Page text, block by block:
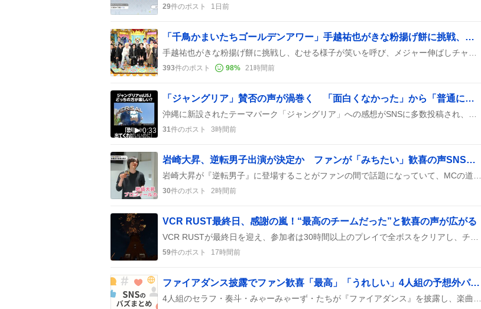
29件のポスト 1日前
「千鳥かまいたちゴールデンアワー」手越祐也がきな粉揚げ餅に挑戦、ファン歓喜の声
手越祐也がきな粉揚げ餅に挑戦し、むせる様子が笑いを呼び、メジャー伸ばしチャレンジでも全力プレイ。さらに、超臭い液体が登場し、番組全体が盛り上がった。
393件のポスト 98% 21時間前
0:33
「ジャングリア」賛否の声が渦巻く 「面白くなかった」から「普通に楽しかった」までの口コミ
沖縄に新設されたテーマパーク「ジャングリア」への感想がSNSに多数投稿され、楽しさや食事を称賛する声と、アトラクション不足や価格への不満を示す批判が混在している様子が見られる。
31件のポスト 3時間前
岩崎大昇、逆転男子出演が決定か ファンが「みちたい」歓喜の声SNSで大盛り上がり
岩崎大昇が『逆転男子』に登場することがファンの間で話題になっていて、MCの道枝駿佑が「逆転男子に出る」とさりげなく言及したのがきっかけで、みちたいが大興奮している様子が投稿に溢れている。
30件のポスト 2時間前
VCR RUST最終日、感謝の嵐！“最高のチームだった”と歓喜の声が広がる
VCR RUSTが最終日を迎え、参加者は30時間以上のプレイで全ボスをクリアし、チームの絆を称えながら感謝のメッセージを投稿した。視聴者への感謝や次回への期待も語られ、思い出の映像が共有された。
59件のポスト 17時間前
ファイアダンス披露でファン歓喜「最高」「うれしい」4人組の予想外パフォーマンスがSNSで熱狂的リアクション続出
4人組のセラフ・奏斗・みゃーみゃーず・たちが『ファイアダンス』を披露し、楽曲の視聴や歌ってみた動画がSNSで次々にシェアされた。ファンは「最高」「うれしい」などのコメントと炎やハートの絵文字で盛り上がっている。さらに公式リンクが添付され、配信やライブ映像へのアクセスが促された。